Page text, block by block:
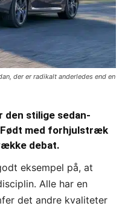
der er radikalt anderledes end en
den stilige sedan-
med forhjulstræk
debat.
eksempel på, at
Alle har en
det andre kvaliteter